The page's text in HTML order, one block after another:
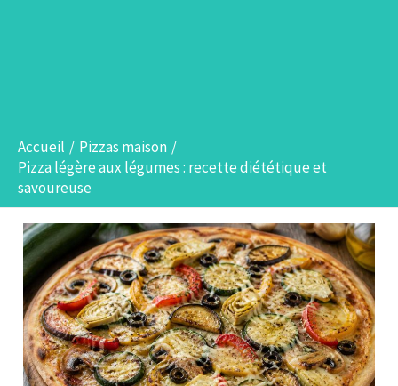
Accueil
Pizzas maison
Pizza légère aux légumes : recette diététique et
savoureuse